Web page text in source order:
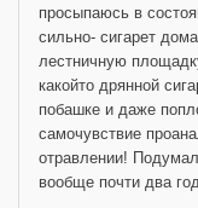
просыпаюсь в
сильно- сигарет
лестничную
какойто дрянной
побашке и даже
самочувствие
отравлении!
вообще почти два